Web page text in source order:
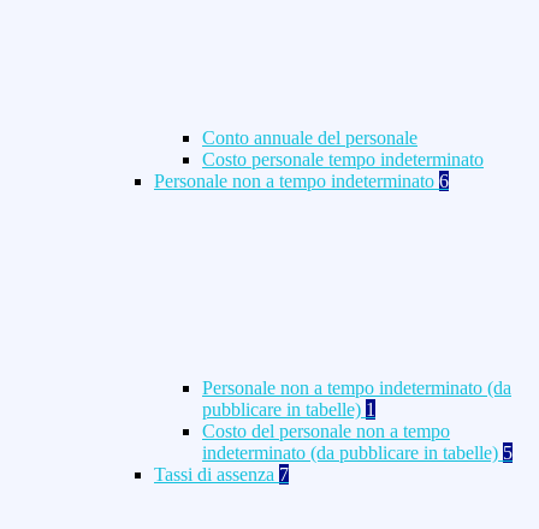
Conto annuale del personale
Costo personale tempo indeterminato
Personale non a tempo indeterminato 6
Personale non a tempo indeterminato (da
pubblicare in tabelle) 1
Costo del personale non a tempo
indeterminato (da pubblicare in tabelle) 5
Tassi di assenza 7